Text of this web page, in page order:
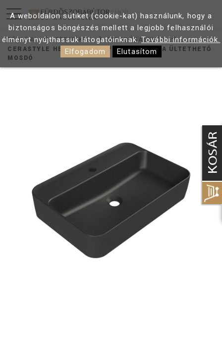
FŐOLDAL TERMÉKEK
MOSDÓKAGYLÓK
CERASTYLE HERA 60 MATT FEKETE PULTRA ÜLTETHETŐ
MOSDÓ
A weboldalon sütiket (cookie-kat) használunk, hogy a
biztonságos böngészés mellett a legjobb felhasználói
élményt nyújthassuk látogatóinknak.További információk.
Elfogadom
Elutasítom